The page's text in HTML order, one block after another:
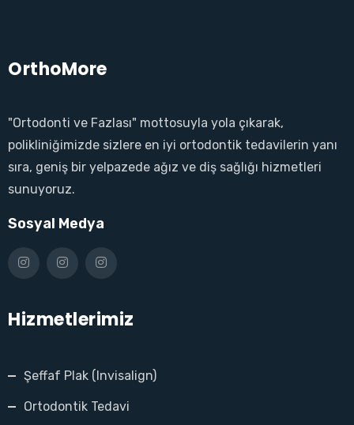
OrthoMore
"Ortodonti ve Fazlası" mottosuyla yola çıkarak,
polikliniğimizde sizlere en iyi ortodontik tedavilerin yanı
sıra, geniş bir yelpazede ağız ve diş sağlığı hizmetleri
sunuyoruz.
Sosyal Medya
Hizmetlerimiz
Şeffaf Plak (Invisalign)
Ortodontik Tedavi